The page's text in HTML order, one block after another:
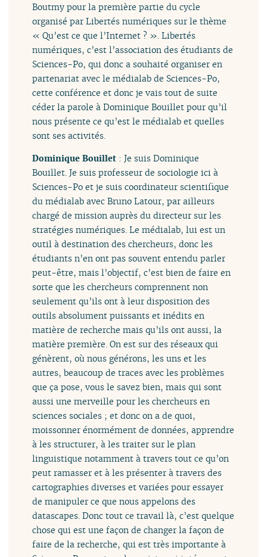
Boutmy pour la première partie du cycle
organisé par Libertés numériques sur le thème
« Qu’est ce que l’Internet ? ». Libertés
numériques, c’est l’association des étudiants de
Sciences-Po, qui donc a souhaité organiser en
partenariat avec le médialab de Sciences-Po,
cette conférence et donc je vais tout de suite
céder la parole à Dominique Bouillet pour qu’il
nous présente ce qu’est le médialab et quelles
sont ses activités.
Dominique Bouillet : Je suis Dominique
Bouillet. Je suis professeur de sociologie ici à
Sciences-Po et je suis coordinateur scientifique
du médialab avec Bruno Latour, par ailleurs
chargé de mission auprès du directeur sur les
stratégies numériques. Le médialab, lui est un
outil à destination des chercheurs, donc les
étudiants n’en ont pas souvent entendu parler
peut-être, mais l’objectif, c’est bien de faire en
sorte que les chercheurs comprennent non
seulement qu’ils ont à leur disposition des
outils absolument puissants et inédits en
matière de recherche mais qu’ils ont aussi, la
matière première. On est sur des réseaux qui
génèrent, où nous générons, les uns et les
autres, beaucoup de traces avec les problèmes
que ça pose, vous le savez bien, mais qui sont
aussi une merveille pour les chercheurs en
sciences sociales ; et donc on a de quoi,
moissonner énormément de données, apprendre
à les structurer, à les traiter sur le plan
linguistique notamment à travers tout ce qu’on
peut ramasser et à les présenter à travers des
cartographies diverses et variées pour essayer
de manipuler ce que nous appelons des
datascapes. Donc tout ce travail là, c’est quelque
chose qui est une façon de changer la façon de
faire de la recherche, qui est très importante à